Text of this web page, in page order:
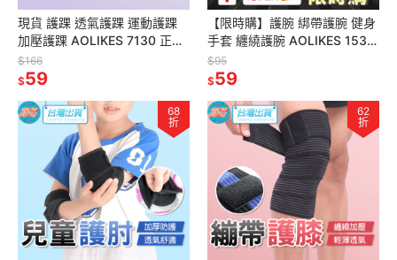
現貨 護踝 透氣護踝 運動護踝
加壓護踝 AOLIKES 7130 正公
司貨 可調式 包覆護踝 護踝套
護腳踝
$166
$59
【限時購】護腕 綁帶護腕 健身
手套 纏繞護腕 AOLIKES 1539
正公司貨 運動護具 單槓手套 重
訓護具
$95
$59
68
折
62
折